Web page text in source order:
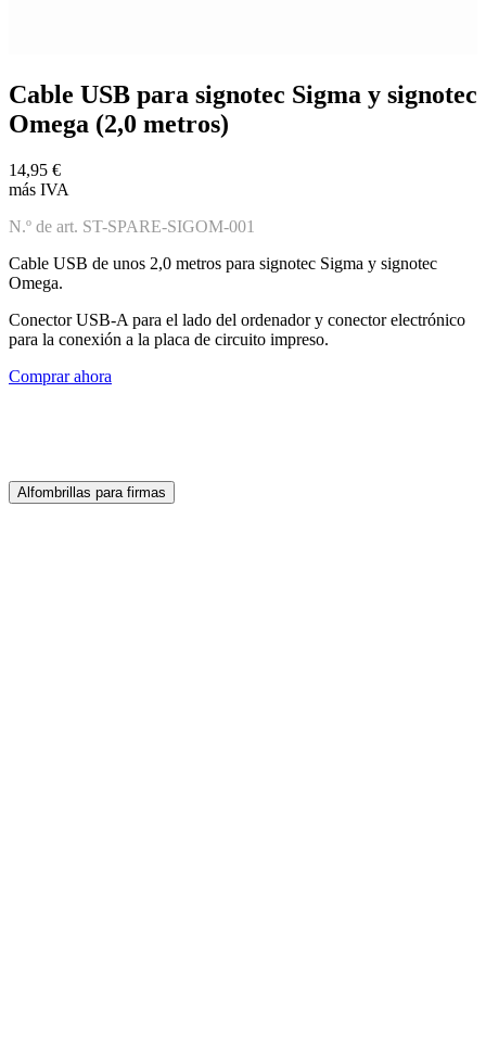
Cable USB para signotec Sigma y signotec
Omega (2,0 metros)
14,95 €
más IVA
N.º de art. ST-SPARE-SIGOM-001
Cable USB de unos 2,0 metros para signotec Sigma y signotec
Omega.
Conector USB-A para el lado del ordenador y conector electrónico
para la conexión a la placa de circuito impreso.
Comprar ahora
Descubra los productos compatibles
Alfombrillas para firmas